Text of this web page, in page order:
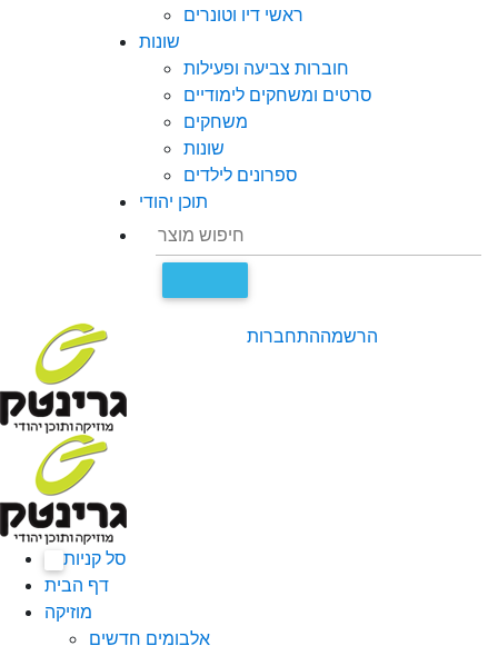
ראשי דיו וטונרים
שונות
חוברות צביעה ופעילות
סרטים ומשחקים לימודיים
משחקים
שונות
ספרונים לילדים
תוכן יהודי
התחברותהרשמה
סל קניות
דף הבית
מוזיקה
אלבומים חדשים